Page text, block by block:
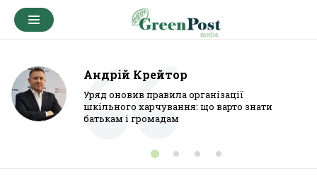
Андрій Крейтор
Уряд оновив правила організації
шкільного харчування: що варто знати
батькам і громадам